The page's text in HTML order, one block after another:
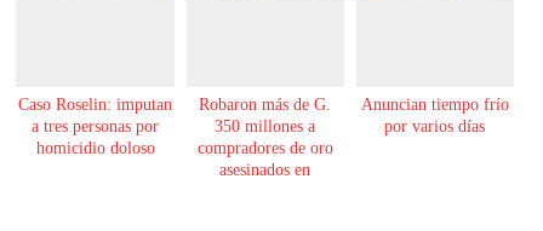
Caso Roselin: imputan
a tres personas por
homicidio doloso
Robaron más de G.
350 millones a
compradores de oro
asesinados en
Anuncian tiempo frío
por varios días